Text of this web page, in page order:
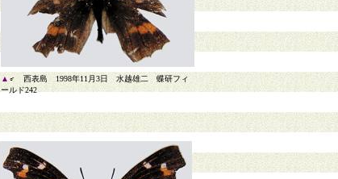
▲ ♂ 西表島 1998年11月3日 水越雄二 蝶研フィ
ールド242